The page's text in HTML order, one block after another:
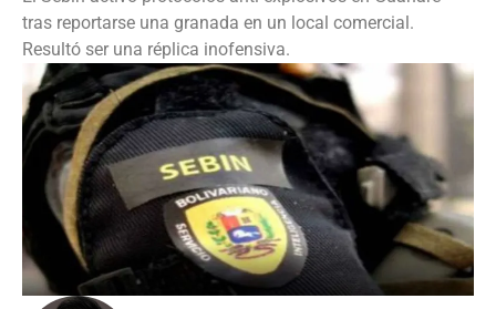
tras reportarse una granada en un local comercial.
Resultó ser una réplica inofensiva.